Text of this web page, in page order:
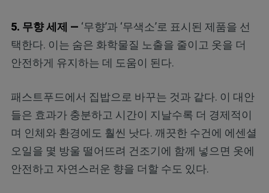
5. 무향 세제 — ‘무향’과 ‘무색소’로 표시된 제품을 선
택한다. 이는 숨은 화학물질 노출을 줄이고 옷을 더
안전하게 유지하는 데 도움이 된다.
패스트푸드에서 집밥으로 바꾸는 것과 같다. 이 대안
들은 효과가 충분하고 시간이 지날수록 더 경제적이
며 인체와 환경에도 훨씬 낫다. 깨끗한 수건에 에센셜
오일을 몇 방울 떨어뜨려 건조기에 함께 넣으면 옷에
안전하고 자연스러운 향을 더할 수도 있다.